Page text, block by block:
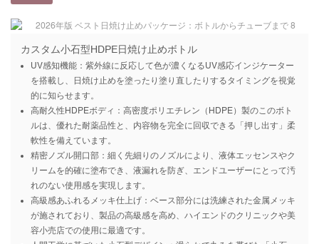
カスタム小石型HDPE日焼け止めボトル
UV感知機能：紫外線に反応して色が濃くなるUV感応インジケーター
を搭載し、日焼け止めを塗ったり塗り直したりするタイミングを視覚
的に知らせます。
高耐久性HDPEボディ：高密度ポリエチレン（HDPE）製のこのボト
ルは、優れた耐薬品性と、内容物を完全に回収できる「押し出す」柔
軟性を備えています。
精密ノズル開口部：細く先細りのノズルにより、液体エッセンスやク
リームを的確に塗布でき、液漏れを防ぎ、エンドユーザーにとって汚
れのない使用感を実現します。
高級感あふれるメッキ仕上げ：ベース部分には洗練された金属メッキ
が施されており、製品の高級感を高め、ハイエンドのクリニックや美
容小売店での使用に最適です。